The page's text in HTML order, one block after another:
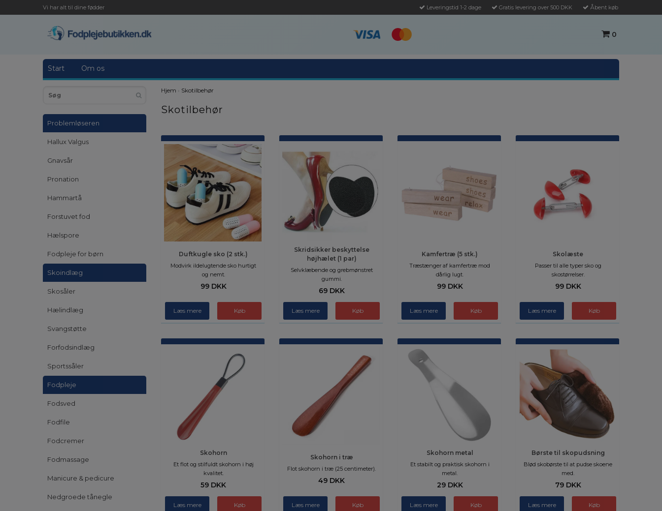
Vi har alt til dine fødder Leveringstid 1-2 dage Gratis levering over 500 DKK Åbent køb
0
Start Om os
Problemløseren
Hallux Valgus
Gnavsår
Pronation
Hammartå
Forstuvet fod
Hælspore
Fodpleje for børn
Skoindlæg
Skosåler
Hælindlæg
Svangstøtte
Forfodsindlæg
Sportssåler
Fodpleje
Fodsved
Fodfile
Fodcremer
Fodmassage
Manicure & pedicure
Nedgroede tånegle
Hjem › Skotilbehør
Skotilbehør
Duftkugle sko (2 stk.)
Modvirk ildelugtende sko hurtigt
og nemt.
99 DKK
Læs mere
Skridsikker beskyttelse
højhælet (1 par)
Selvklæbende og grebmønstret
gummi.
69 DKK
Læs mere
Kamfertræ (5 stk.)
Træstænger af kamfertræ mod
dårlig lugt.
99 DKK
Læs mere
Skolæste
Passer til alle typer sko og
skostørrelser.
99 DKK
Læs mere
Skohorn
Et flot og stilfuldt skohorn i høj
kvalitet.
59 DKK
Læs mere
Skohorn i træ
Flot skohorn i træ (25 centimeter).
49 DKK
Læs mere
Skohorn metal
Et stabilt og praktisk skohorn i
metal.
29 DKK
Læs mere
Børste til skopudsning
Blød skobørste til at pudse skoene
med.
79 DKK
Læs mere